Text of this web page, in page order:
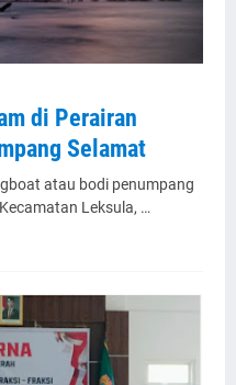
di Perairan
Selamat
atau bodi penumpang
Leksula, …